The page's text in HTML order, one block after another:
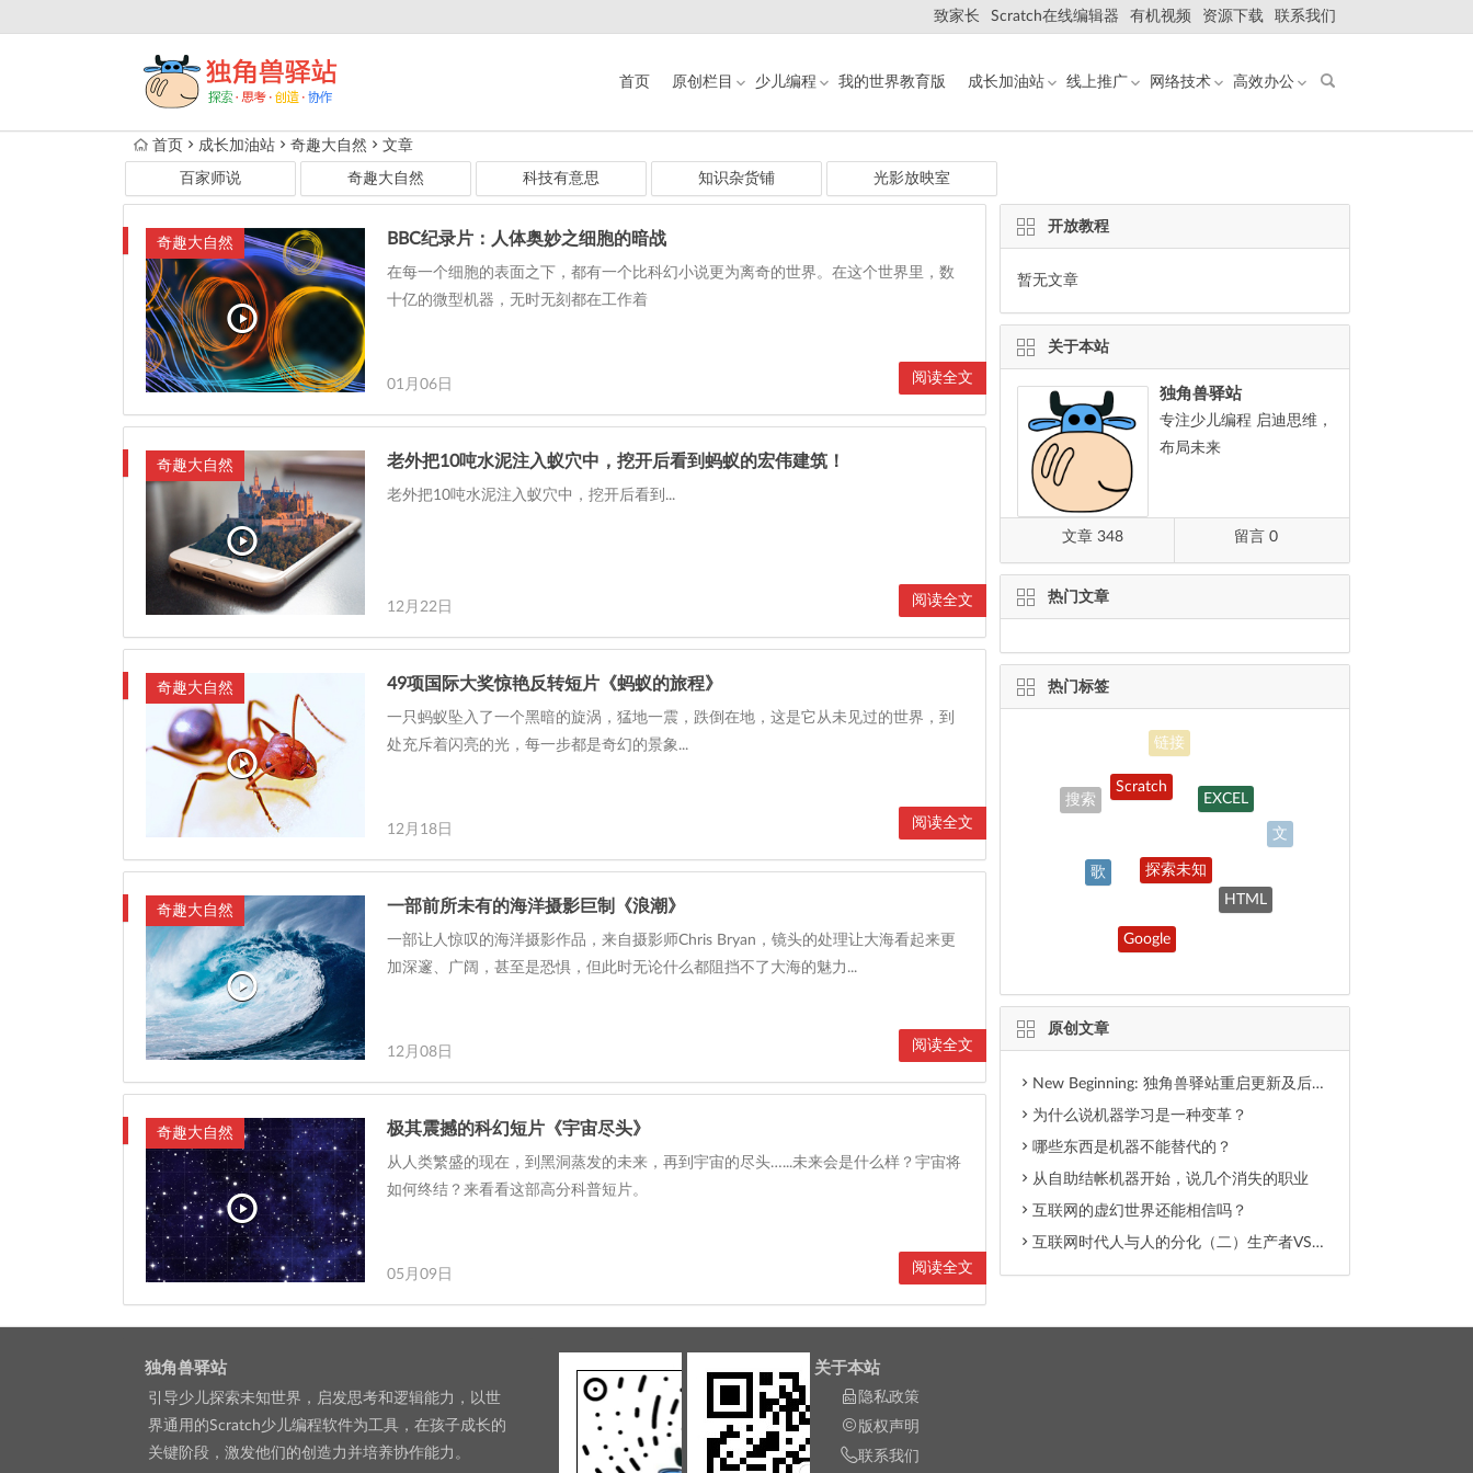
致家长 Scratch在线编辑器 有机视频 资源下载 联系我们
首页 原创栏目 少儿编程 我的世界教育版 成长加油站 线上推广 网络技术 高效办公
首页 成长加油站 奇趣大自然 文章
百家师说 奇趣大自然 科技有意思 知识杂货铺 光影放映室
奇趣大自然 BBC纪录片：人体奥妙之细胞的暗战
在每一个细胞的表面之下，都有一个比科幻小说更为离奇的世界。在这个世界里，数
十亿的微型机器，无时无刻都在工作着
01月06日 阅读全文
奇趣大自然 老外把10吨水泥注入蚁穴中，挖开后看到蚂蚁的宏伟建筑！
老外把10吨水泥注入蚁穴中，挖开后看到...
12月22日 阅读全文
奇趣大自然 49项国际大奖惊艳反转短片《蚂蚁的旅程》
一只蚂蚁坠入了一个黑暗的旋涡，猛地一震，跌倒在地，这是它从未见过的世界，到
处充斥着闪亮的光，每一步都是奇幻的景象...
12月18日 阅读全文
奇趣大自然 一部前所未有的海洋摄影巨制《浪潮》
一部让人惊叹的海洋摄影作品，来自摄影师Chris Bryan，镜头的处理让大海看起来更
加深邃、广阔，甚至是恐惧，但此时无论什么都阻挡不了大海的魅力...
12月08日 阅读全文
奇趣大自然 极其震撼的科幻短片《宇宙尽头》
从人类繁盛的现在，到黑洞蒸发的未来，再到宇宙的尽头…...未来会是什么样？宇宙将
如何终结？来看看这部高分科普短片。
05月09日 阅读全文
开放教程
暂无文章
关于本站
独角兽驿站
专注少儿编程 启迪思维，
布局未来
文章 348 留言 0
热门文章
热门标签
搜索
Scratch
EXCEL
文
歌
HTML
Google
原创文章
New Beginning: 独角兽驿站重启更新及后期内容调整
为什么说机器学习是一种变革？
哪些东西是机器不能替代的？
从自助结帐机器开始，说几个消失的职业
互联网的虚幻世界还能相信吗？
互联网时代人与人的分化（二）生产者VS消费者
独角兽驿站
引导少儿探索未知世界，启发思考和逻辑能力，以世
界通用的Scratch少儿编程软件为工具，在孩子成长的
关键阶段，激发他们的创造力并培养协作能力。
关于本站
隐私政策
版权声明
联系我们